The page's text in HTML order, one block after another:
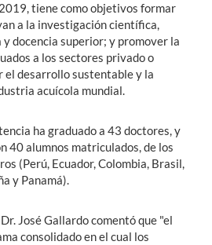
tiene como objetivos formar
a la investigación científica,
docencia superior; y promover la
a los sectores privado o
desarrollo sustentable y la
acuícola mundial.
ha graduado a 43 doctores, y
40 alumnos matriculados, de los
(Perú, Ecuador, Colombia, Brasil,
y Panamá).
José Gallardo comentó que "el
consolidado en el cual los